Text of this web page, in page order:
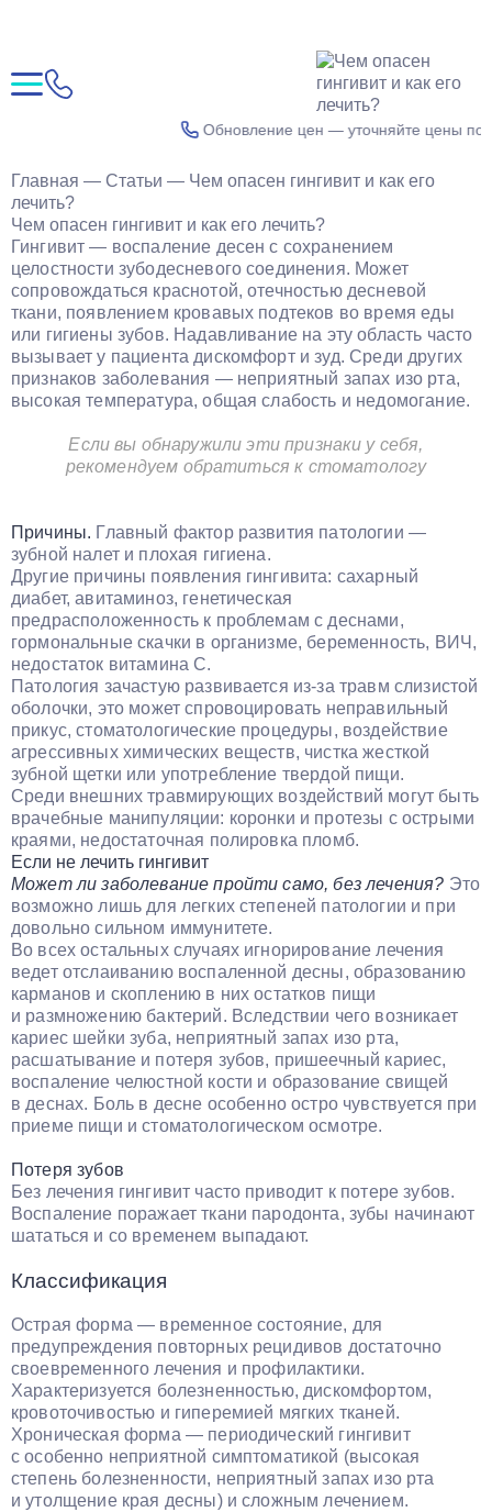
Обновление цен — уточняйте цены по
Главная — Статьи — Чем опасен гингивит и как его
лечить?
Чем опасен гингивит и как его лечить?
Гингивит — воспаление десен с сохранением
целостности зубодесневого соединения. Может
сопровождаться краснотой, отечностью десневой
ткани, появлением кровавых подтеков во время еды
или гигиены зубов. Надавливание на эту область часто
вызывает у пациента дискомфорт и зуд. Среди других
признаков заболевания — неприятный запах изо рта,
высокая температура, общая слабость и недомогание.
Если вы обнаружили эти признаки у себя,
рекомендуем обратиться к стоматологу
Причины. Главный фактор развития патологии —
зубной налет и плохая гигиена.
Другие причины появления гингивита: сахарный
диабет, авитаминоз, генетическая
предрасположенность к проблемам с деснами,
гормональные скачки в организме, беременность, ВИЧ,
недостаток витамина С.
Патология зачастую развивается из-за травм слизистой
оболочки, это может спровоцировать неправильный
прикус, стоматологические процедуры, воздействие
агрессивных химических веществ, чистка жесткой
зубной щетки или употребление твердой пищи.
Среди внешних травмирующих воздействий могут быть
врачебные манипуляции: коронки и протезы с острыми
краями, недостаточная полировка пломб.
Если не лечить гингивит
Может ли заболевание пройти само, без лечения? Это
возможно лишь для легких степеней патологии и при
довольно сильном иммунитете.
Во всех остальных случаях игнорирование лечения
ведет отслаиванию воспаленной десны, образованию
карманов и скоплению в них остатков пищи
и размножению бактерий. Вследствии чего возникает
кариес шейки зуба, неприятный запах изо рта,
расшатывание и потеря зубов, пришеечный кариес,
воспаление челюстной кости и образование свищей
в деснах. Боль в десне особенно остро чувствуется при
приеме пищи и стоматологическом осмотре.
Потеря зубов
Без лечения гингивит часто приводит к потере зубов.
Воспаление поражает ткани пародонта, зубы начинают
шататься и со временем выпадают.
Классификация
Острая форма — временное состояние, для
предупреждения повторных рецидивов достаточно
своевременного лечения и профилактики.
Характеризуется болезненностью, дискомфортом,
кровоточивостью и гиперемией мягких тканей.
Хроническая форма — периодический гингивит
с особенно неприятной симптоматикой (высокая
степень болезненности, неприятный запах изо рта
и утолщение края десны) и сложным лечением.